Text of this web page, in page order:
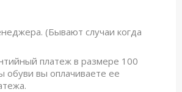
(Бывают случаи когда
платеж в размере 100
обуви вы оплачиваете ее